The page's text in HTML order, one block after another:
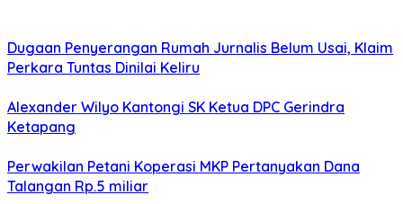
Dugaan Penyerangan Rumah Jurnalis Belum Usai, Klaim
Perkara Tuntas Dinilai Keliru
Alexander Wilyo Kantongi SK Ketua DPC Gerindra
Ketapang
Perwakilan Petani Koperasi MKP Pertanyakan Dana
Talangan Rp.5 miliar